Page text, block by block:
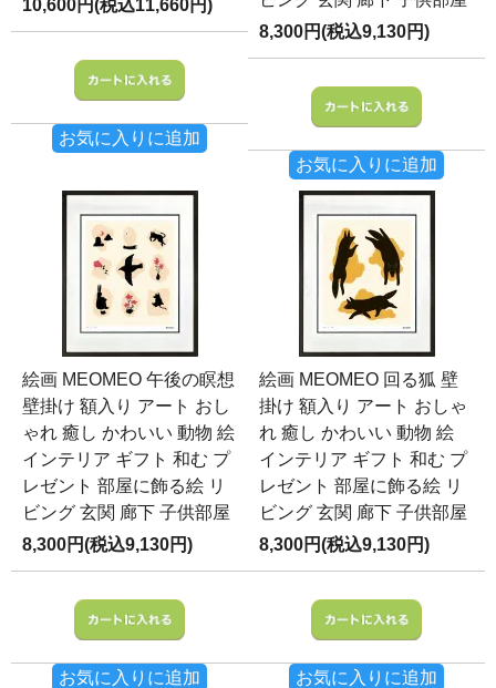
10,600円(税込11,660円)
お気に入りに追加
8,300円(税込9,130円)
お気に入りに追加
絵画 MEOMEO 午後の瞑想
壁掛け 額入り アート おし
ゃれ 癒し かわいい 動物 絵
インテリア ギフト 和む プ
レゼント 部屋に飾る絵 リ
ビング 玄関 廊下 子供部屋
8,300円(税込9,130円)
お気に入りに追加
絵画 MEOMEO 回る狐 壁
掛け 額入り アート おしゃ
れ 癒し かわいい 動物 絵
インテリア ギフト 和む プ
レゼント 部屋に飾る絵 リ
ビング 玄関 廊下 子供部屋
8,300円(税込9,130円)
お気に入りに追加